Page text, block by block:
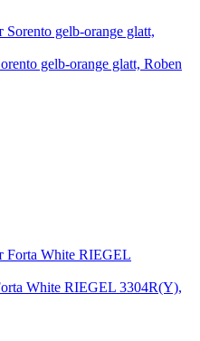
gelb-orange glatt, Roben
White RIEGEL 3304R(Y),